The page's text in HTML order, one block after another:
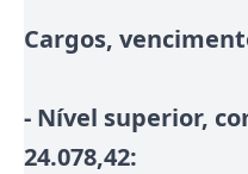
Cargos,
- Nível superior,
24.078,42: